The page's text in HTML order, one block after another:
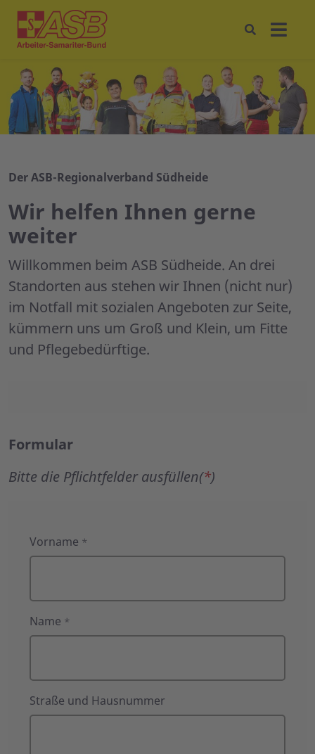
Der ASB-Regionalverband Südheide
Wir helfen Ihnen gerne
weiter
Willkommen beim ASB Südheide. An drei
Standorten aus stehen wir Ihnen (nicht nur)
im Notfall mit sozialen Angeboten zur Seite,
kümmern uns um Groß und Klein, um Fitte
und Pflegebedürftige.
Formular
Bitte die Pflichtfelder ausfüllen(*)
Formular
Vorname *
Name *
Straße und Hausnummer